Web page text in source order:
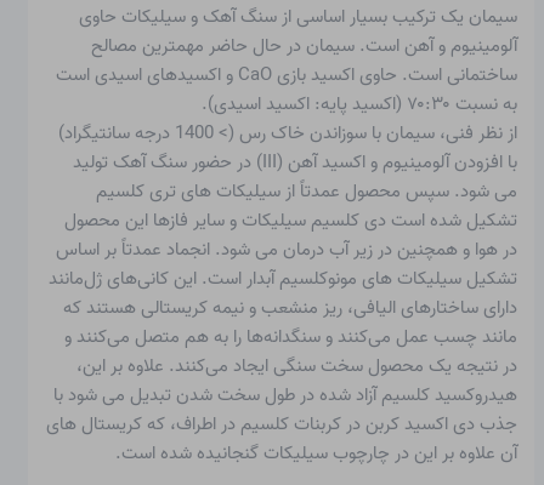
سیمان یک ترکیب بسیار اساسی از سنگ آهک و سیلیکات حاوی
آلومینیوم و آهن است. سیمان در حال حاضر مهمترین مصالح
ساختمانی است. حاوی اکسید بازی CaO و اکسیدهای اسیدی است
به نسبت ۷۰:۳۰ (اکسید پایه: اکسید اسیدی).
از نظر فنی، سیمان با سوزاندن خاک رس (> 1400 درجه سانتیگراد)
با افزودن آلومینیوم و اکسید آهن (III) در حضور سنگ آهک تولید
می شود. سپس محصول عمدتاً از سیلیکات های تری کلسیم
تشکیل شده است دی کلسیم سیلیکات و سایر فازهااین محصول
در هوا و همچنین در زیر آب درمان می شود. انجماد عمدتاً بر اساس
تشکیل سیلیکات های مونوکلسیم آبدار است. این کانی‌های ژل‌مانند
دارای ساختارهای الیافی، ریز منشعب و نیمه کریستالی هستند که
مانند چسب عمل می‌کنند و سنگدانه‌ها را به هم متصل می‌کنند و
در نتیجه یک محصول سخت سنگی ایجاد می‌کنند. علاوه بر این،
هیدروکسید کلسیم آزاد شده در طول سخت شدن تبدیل می شودبا
جذب دی اکسید کربن در کربنات کلسیم در اطراف، که کریستال های
آن علاوه بر این در چارچوب سیلیکات گنجانیده شده است.